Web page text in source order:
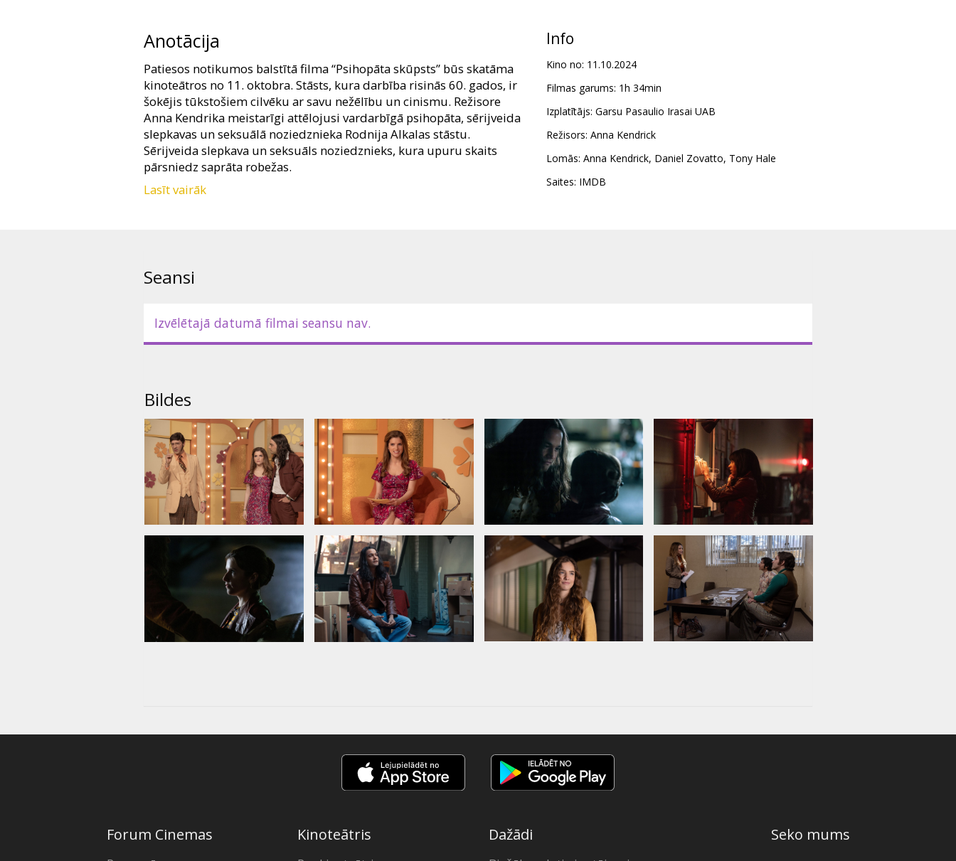
Anotācija
Patiesos notikumos balstītā filma “Psihopāta skūpsts” būs skatāma
kinoteātros no 11. oktobra. Stāsts, kura darbība risinās 60. gados, ir
šokējis tūkstošiem cilvēku ar savu nežēlību un cinismu. Režisore
Anna Kendrika meistarīgi attēlojusi vardarbīgā psihopāta, sērijveida
slepkavas un seksuālā noziedznieka Rodnija Alkalas stāstu.
Sērijveida slepkava un seksuāls noziedznieks, kura upuru skaits
pārsniedz saprāta robežas.
Filma angļu valodā ar subtitriem latviešu un krievu valodā.
Lasīt vairāk
Info
Kino no: 11.10.2024
Filmas garums: 1h 34min
Izplatītājs: Garsu Pasaulio Irasai UAB
Režisors: Anna Kendrick
Lomās: Anna Kendrick, Daniel Zovatto, Tony Hale
Saites: IMDB
Seansi
Izvēlētajā datumā filmai seansu nav.
Bildes
Forum Cinemas Kinoteātris Dažādi Seko mums